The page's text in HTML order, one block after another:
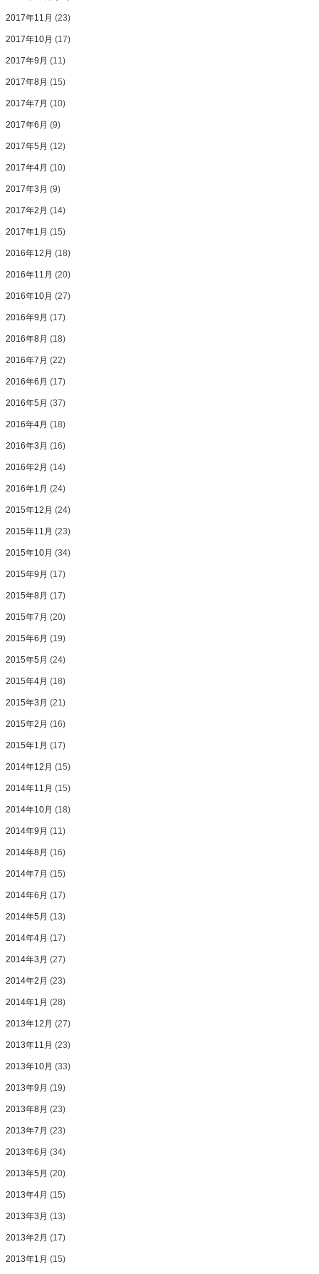
2017年11月 (23)
2017年10月 (17)
2017年9月 (11)
2017年8月 (15)
2017年7月 (10)
2017年6月 (9)
2017年5月 (12)
2017年4月 (10)
2017年3月 (9)
2017年2月 (14)
2017年1月 (15)
2016年12月 (18)
2016年11月 (20)
2016年10月 (27)
2016年9月 (17)
2016年8月 (18)
2016年7月 (22)
2016年6月 (17)
2016年5月 (37)
2016年4月 (18)
2016年3月 (16)
2016年2月 (14)
2016年1月 (24)
2015年12月 (24)
2015年11月 (23)
2015年10月 (34)
2015年9月 (17)
2015年8月 (17)
2015年7月 (20)
2015年6月 (19)
2015年5月 (24)
2015年4月 (18)
2015年3月 (21)
2015年2月 (16)
2015年1月 (17)
2014年12月 (15)
2014年11月 (15)
2014年10月 (18)
2014年9月 (11)
2014年8月 (16)
2014年7月 (15)
2014年6月 (17)
2014年5月 (13)
2014年4月 (17)
2014年3月 (27)
2014年2月 (23)
2014年1月 (28)
2013年12月 (27)
2013年11月 (23)
2013年10月 (33)
2013年9月 (19)
2013年8月 (23)
2013年7月 (23)
2013年6月 (34)
2013年5月 (20)
2013年4月 (15)
2013年3月 (13)
2013年2月 (17)
2013年1月 (15)